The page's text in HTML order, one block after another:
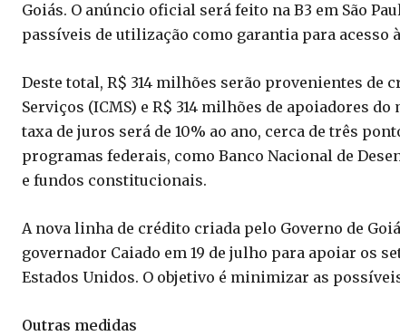
Goiás. O anúncio oficial será feito na B3 em São
passíveis de utilização como garantia para acesso
Deste total, R$ 314 milhões serão provenientes de
Serviços (ICMS) e R$ 314 milhões de apoiadores
taxa de juros será de 10% ao ano, cerca de três
programas federais, como Banco Nacional de
e fundos constitucionais.
A nova linha de crédito criada pelo Governo de
governador Caiado em 19 de julho para apoiar os
Estados Unidos. O objetivo é minimizar as
Outras medidas